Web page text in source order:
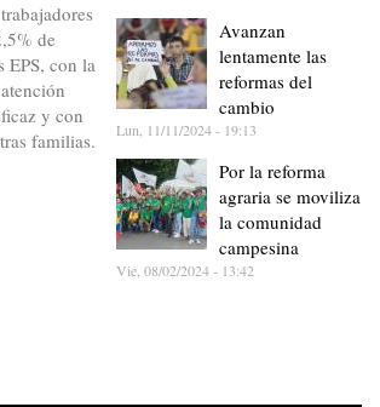
de
EPS, con la
y con
familias.
Avanzan
lentamente las
reformas del
cambio
Lun, 11/11/2024 - 19:13
Por la reforma
agraria se moviliza
la comunidad
campesina
Vie, 08/02/2024 - 13:42